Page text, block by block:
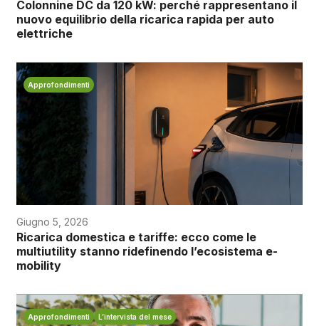
Colonnine DC da 120 kW: perché rappresentano il
nuovo equilibrio della ricarica rapida per auto
elettriche
Approfondimenti
Giugno 5, 2026
Ricarica domestica e tariffe: ecco come le
multiutility stanno ridefinendo l’ecosistema e-
mobility
Approfondimenti L’intervista del mese